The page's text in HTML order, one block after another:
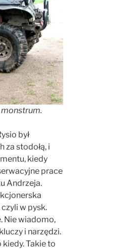
był
za stodołą, i
kiedy
prace
Andrzeja.
czyli w pysk.
Nie wiadomo,
i narzędzi.
Takie to